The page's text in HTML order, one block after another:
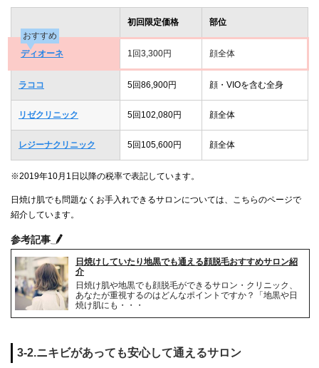
初回限定価格
部位
おすすめ
ディオーネ
1回3,300円 顔全体
ラココ 5回86,900円 顔・VIOを含む全身
リゼクリニック 5回102,080円 顔全体
レジーナクリニック 5回105,600円 顔全体
※2019年10月1日以降の税率で表記しています。
日焼け肌でも問題なくお手入れできるサロンについては、こちらのページで
紹介しています。
参考記事
日焼けしていたり地黒でも通える顔脱毛おすすめサロン紹
介
日焼け肌や地黒でも顔脱毛ができるサロン・クリニック、
あなたが重視するのはどんなポイントですか？「地黒や日
焼け肌にも・・・
3-2.ニキビがあっても安心して通えるサロン